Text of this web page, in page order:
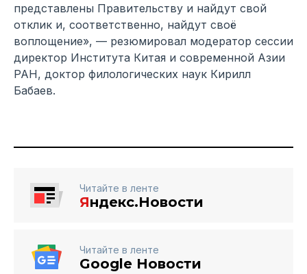
представлены Правительству и найдут свой
отклик и, соответственно, найдут своё
воплощение», — резюмировал модератор сессии
директор Института Китая и современной Азии
РАН, доктор филологических наук Кирилл
Бабаев.
Читайте в ленте
Яндекс.Новости
Читайте в ленте
Google Новости